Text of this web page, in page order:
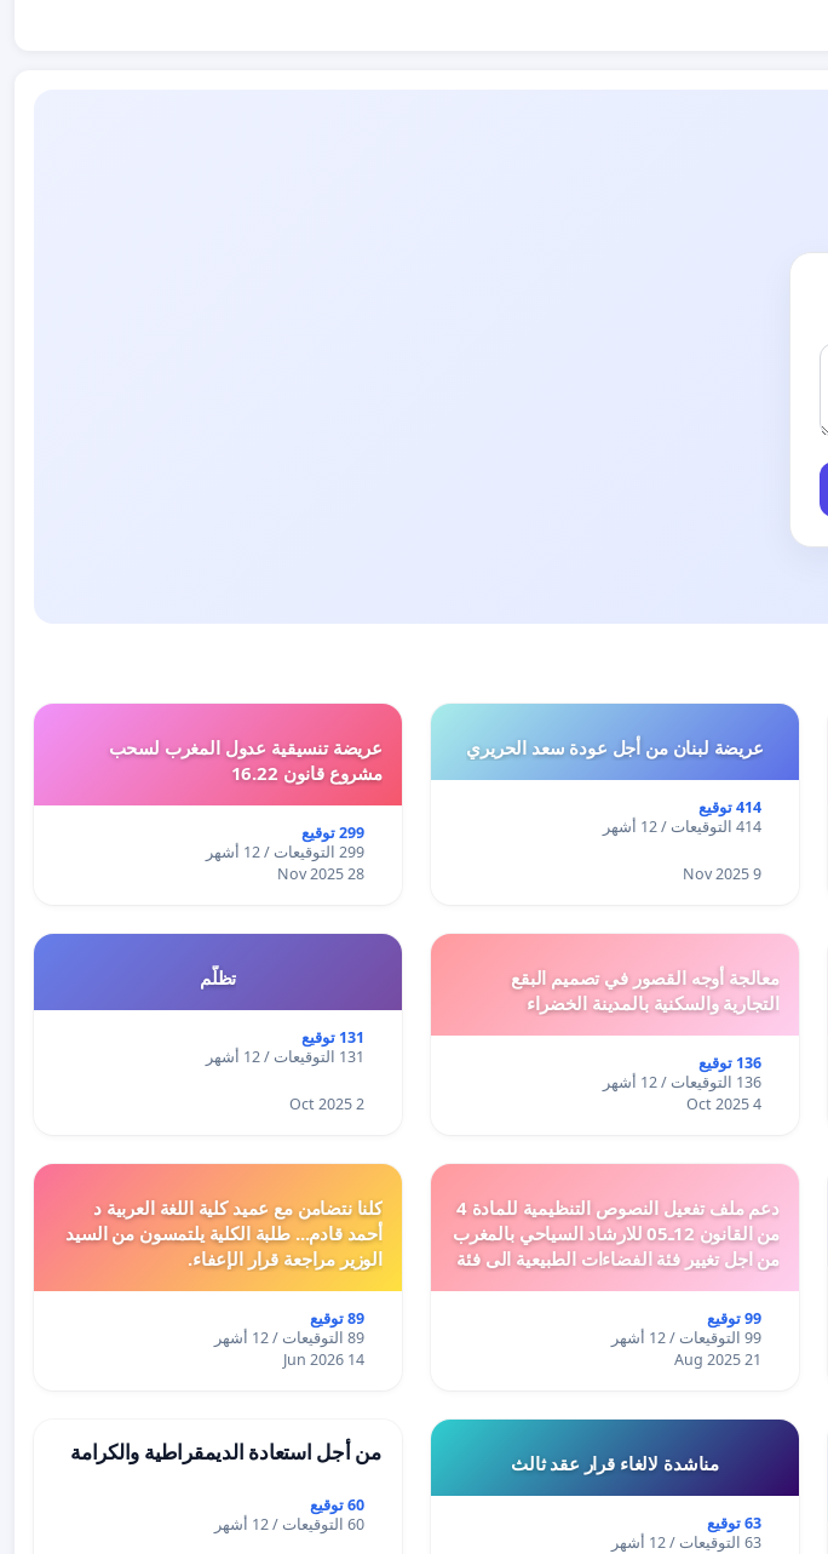
عريضة لبنان من أجل عودة سعد الحريري
414 توقيع
414 التوقيعات / 12 أشهر
9 Nov 2025
عريضة تنسيقية عدول المغرب لسحب
مشروع قانون 16.22
299 توقيع
299 التوقيعات / 12 أشهر
28 Nov 2025
معالجة أوجه القصور في تصميم البقع
التجارية والسكنية بالمدينة الخضراء
136 توقيع
136 التوقيعات / 12 أشهر
4 Oct 2025
تظلّم
131 توقيع
131 التوقيعات / 12 أشهر
2 Oct 2025
دعم ملف تفعيل النصوص التنظيمية للمادة 4
من القانون 12ـ05 للارشاد السياحي بالمغرب
من اجل تغيير فئة الفضاءات الطبيعية الى فئة
99 توقيع
99 التوقيعات / 12 أشهر
21 Aug 2025
كلنا نتضامن مع عميد كلية اللغة العربية د
أحمد قادم... طلبة الكلية يلتمسون من السيد
الوزير مراجعة قرار الإعفاء.
89 توقيع
89 التوقيعات / 12 أشهر
14 Jun 2026
مناشدة لالغاء قرار عقد ثالث
63 توقيع
63 التوقيعات / 12 أشهر
من أجل استعادة الديمقراطية والكرامة
60 توقيع
60 التوقيعات / 12 أشهر